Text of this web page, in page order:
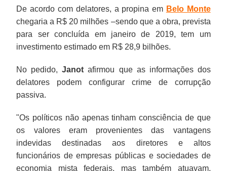
De acordo com delatores, a propina em Belo Monte
chegaria a R$ 20 milhões –sendo que a obra, prevista
para ser concluída em janeiro de 2019, tem um
investimento estimado em R$ 28,9 bilhões.
No pedido,Janot afirmou que as informações dos
delatores podem configurar crime de corrupção
passiva.
"Os políticos não apenas tinham consciência de que
os valores eram provenientes das vantagens
indevidas destinadas aos diretores e altos
funcionários de empresas públicas e sociedades de
economia mista federais, mas também atuavam,